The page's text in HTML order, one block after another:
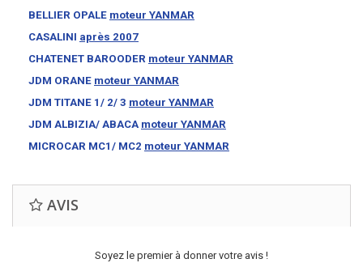
BELLIER OPALE moteur YANMAR
CASALINI après 2007
CHATENET BAROODER moteur YANMAR
JDM ORANE moteur YANMAR
JDM TITANE 1/ 2/ 3 moteur YANMAR
JDM ALBIZIA/ ABACA moteur YANMAR
MICROCAR MC1/ MC2 moteur YANMAR
AVIS
Soyez le premier à donner votre avis !